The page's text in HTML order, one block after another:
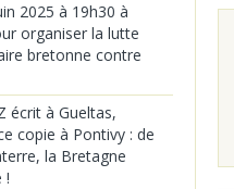
2025 à 19h30 à
organiser la lutte
bretonne contre
écrit à Gueltas,
copie à Pontivy : de
la Bretagne
!